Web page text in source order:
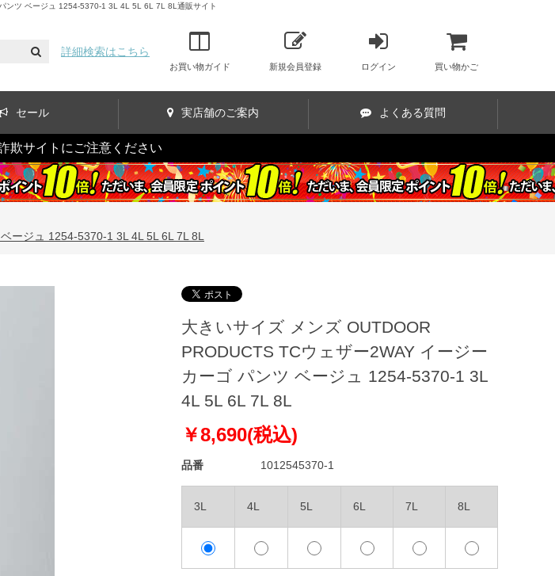
ンツ ベージュ 1254-5370-1 3L 4L 5L 6L 7L 8L通販サイト
詳細検索はこちら
お買い物ガイド 新規会員登録 ログイン 買い物かご
セール 実店舗のご案内 よくある質問
欺サイトにご注意ください
ージュ 1254-5370-1 3L 4L 5L 6L 7L 8L
大きいサイズ メンズ OUTDOOR
PRODUCTS TCウェザー2WAY イージー
カーゴ パンツ ベージュ 1254-5370-1 3L
4L 5L 6L 7L 8L
￥8,690(税込)
品番 1012545370-1
3L 4L 5L 6L 7L 8L